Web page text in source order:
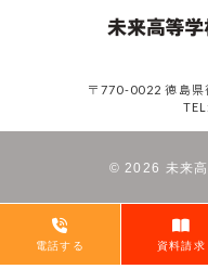
〒770-0022 徳島県
©2026 未来
電話する 資料請求